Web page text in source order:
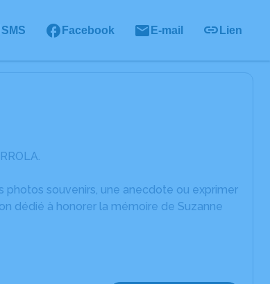
SMS Facebook E-mail Lien
photos souvenirs, une anecdote ou exprimer
dédié à honorer la mémoire de Suzanne